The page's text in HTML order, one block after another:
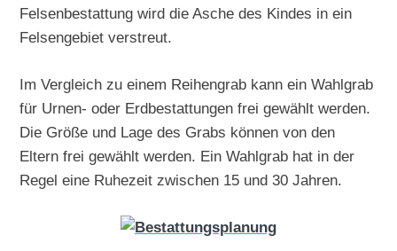
Felsenbestattung wird die Asche des Kindes in ein
Felsengebiet verstreut.
Im Vergleich zu einem Reihengrab kann ein Wahlgrab
für Urnen- oder Erdbestattungen frei gewählt werden.
Die Größe und Lage des Grabs können von den
Eltern frei gewählt werden. Ein Wahlgrab hat in der
Regel eine Ruhezeit zwischen 15 und 30 Jahren.